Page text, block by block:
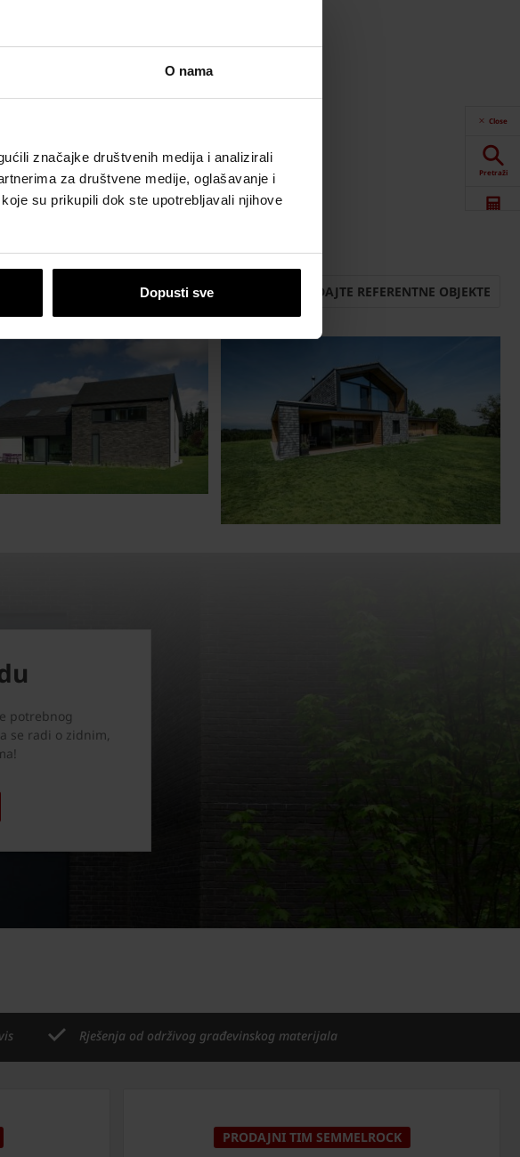
O nama
značajke društvenih medija i analizirali
za društvene medije, oglašavanje i
su prikupili dok ste upotrebljavali njihove
Dopusti sve POGLEDAJTE REFERENTNE OBJEKTE
potrebnog
se radi o zidnim,
Close
Pretraži
Rješenja od održivog građevinskog materijala
PRODAJNI TIM SEMMELROCK